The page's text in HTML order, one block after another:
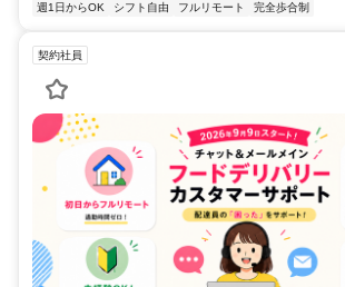
週1日からOK シフト自由 フルリモート 完全歩合制
契約社員